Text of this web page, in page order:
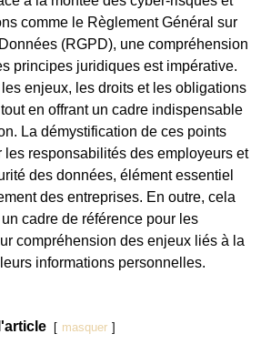
comme le Règlement Général sur
(RGPD), une compréhension
principes juridiques est impérative.
enjeux, les droits et les obligations
en offrant un cadre indispensable
La démystification de ces points
les responsabilités des employeurs et
des données, élément essentiel
des entreprises. En outre, cela
cadre de référence pour les
compréhension des enjeux liés à la
informations personnelles.
masquer